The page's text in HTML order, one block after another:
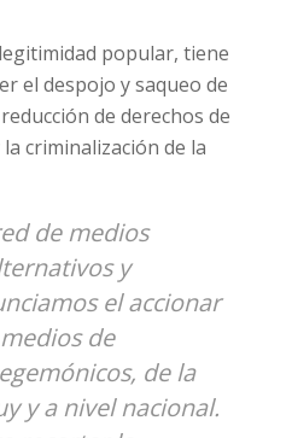
popular, tiene
el despojo y saqueo de
de derechos de
criminalización de la
de medios
y
el accionar
de
de la
y a nivel nacional.